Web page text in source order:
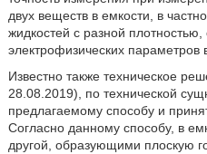
двух веществ в емкости, в
жидкостей с разной
электрофизических
Известно также техническое
28.08.2019), по технической
предлагаемому способу и
Согласно данному способу, в
другой, образующими плоскую